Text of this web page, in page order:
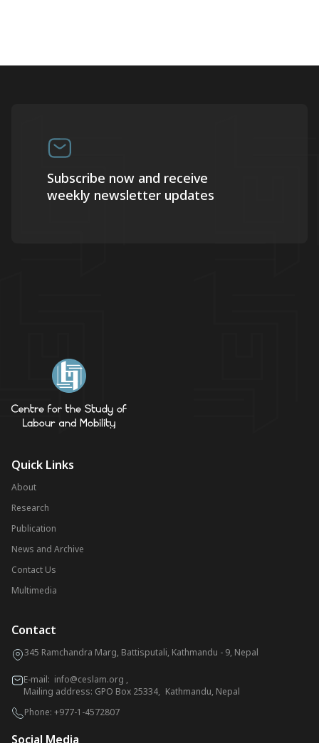
Subscribe now and receive
weekly newsletter updates
Quick Links
About
Research
Publication
News and Archive
Contact Us
Multimedia
Contact
345 Ramchandra Marg, Battisputali, Kathmandu - 9, Nepal
E-mail: info@ceslam.org ,
Mailing address: GPO Box 25334, Kathmandu, Nepal
Phone: +977-1-4572807
Social Media